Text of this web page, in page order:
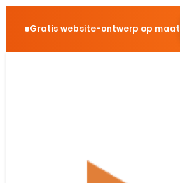
Gratis website-ontwerp op maat